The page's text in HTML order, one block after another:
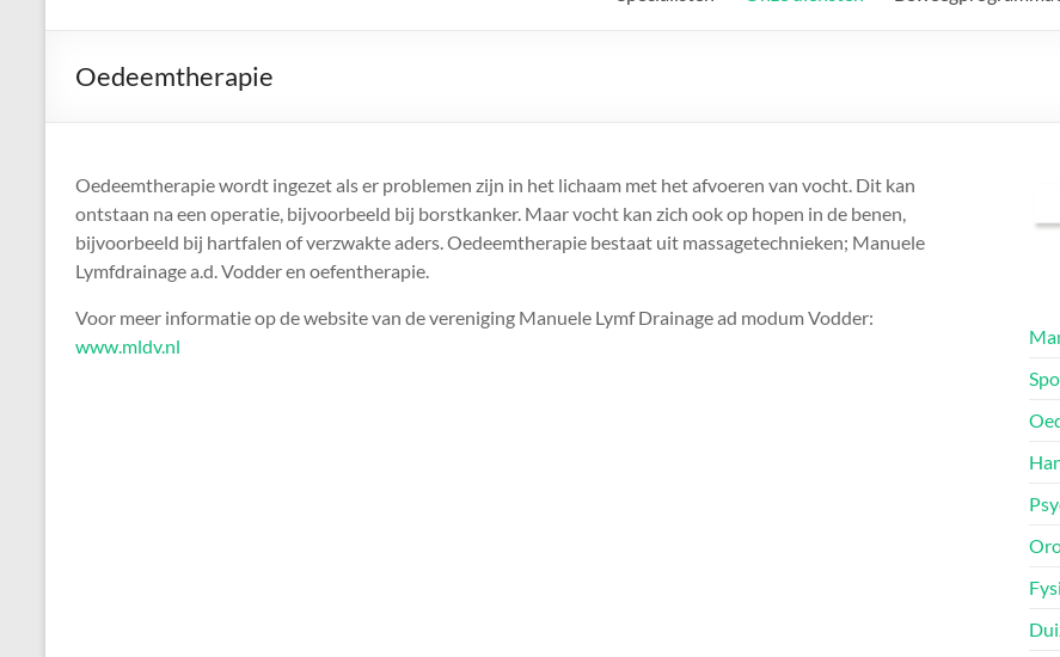
Neckar-
van
de
grootste
fysiotherapie
praktijken
Oedeemtherapie
Oedeemtherapie wordt ingezet als er problemen zijn in het lichaam met het afvoeren van vocht. Dit kan
ontstaan na een operatie, bijvoorbeeld bij borstkanker. Maar vocht kan zich ook op hopen in de benen,
bijvoorbeeld bij hartfalen of verzwakte aders. Oedeemtherapie bestaat uit massagetechnieken; Manuele
Lymfdrainage a.d. Vodder en oefentherapie.
Voor meer informatie op de website van de vereniging Manuele Lymf Drainage ad modum Vodder:
www.mldv.nl